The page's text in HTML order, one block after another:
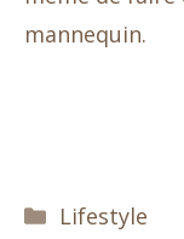
mannequin.
Catégories
Lifestyle